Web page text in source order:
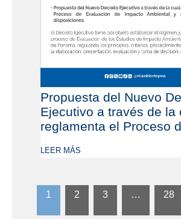
Propuesta del Nuevo
Ejecutivo a través de la
reglamenta el Proceso
LEER MÁS
1 2 3 … 28